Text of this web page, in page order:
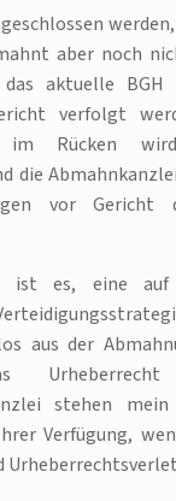
aber noch
aktuelle BGH
verfolgt
im Rücken
die
vor Gericht
ist es, eine auf
aus der
stehen
Verfügung,